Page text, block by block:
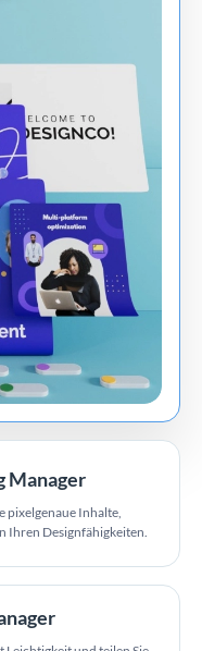
Manager
pixelgenaue Inhalte,
Ihren Designfähigkeiten.